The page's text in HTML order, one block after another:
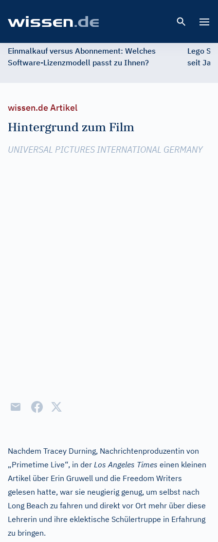
Einmalkauf versus Abonnement: Welches
Software-Lizenzmodell passt zu Ihnen?
Lego
seit
wissen.de Artikel
Hintergrund zum Film
UNIVERSAL PICTURES INTERNATIONAL GERMANY
Nachdem Tracey Durning, Nachrichtenproduzentin von
„Primetime Live“, in der Los Angeles Times einen kleinen
Artikel über Erin Gruwell und die Freedom Writers
gelesen hatte, war sie neugierig genug, um selbst nach
Long Beach zu fahren und direkt vor Ort mehr über diese
Lehrerin und ihre eklektische Schülertruppe in Erfahrung
zu bringen.